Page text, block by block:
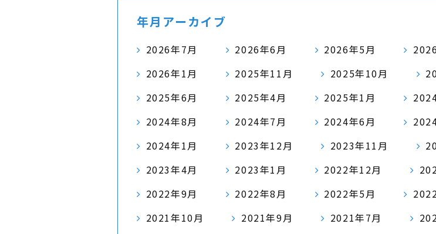
年月アーカイブ
2026年7月 2026年6月 2026年5月
2026年1月
2025年11月 2025年10月
2025年6月
2025年4月 2025年1月
2024年8月
2024年7月 2024年6月
2024年1月
2023年12月 2023年11月
2023年4月
2023年1月 2022年12月
2022年9月
2022年8月 2022年5月
2021年10月
2021年9月 2021年7月